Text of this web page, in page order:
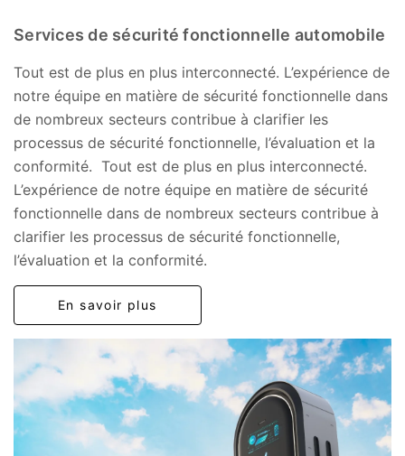
Services de sécurité fonctionnelle automobile
Tout est de plus en plus interconnecté. L’expérience de
notre équipe en matière de sécurité fonctionnelle dans
de nombreux secteurs contribue à clarifier les
processus de sécurité fonctionnelle, l’évaluation et la
conformité. Tout est de plus en plus interconnecté.
L’expérience de notre équipe en matière de sécurité
fonctionnelle dans de nombreux secteurs contribue à
clarifier les processus de sécurité fonctionnelle,
l’évaluation et la conformité.
En savoir plus